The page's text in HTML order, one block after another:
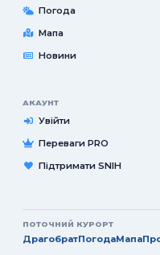
Погода
Мапа
Новини
АКАУНТ
Увійти
Переваги PRO
Підтримати SNIH
ПОТОЧНИЙ КУРОРТ
ДрагобратПогодаМапа